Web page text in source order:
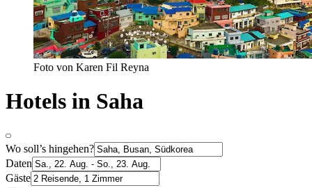
Foto von Karen Fil Reyna
Hotels in Saha
Wo soll’s hingehen?
Daten
Gäste